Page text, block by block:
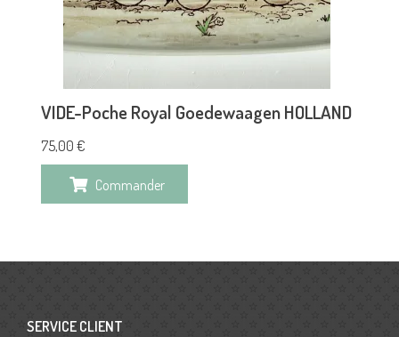
VIDE-Poche Royal Goedewaagen HOLLAND
75,00 €
Commander
SERVICE CLIENT